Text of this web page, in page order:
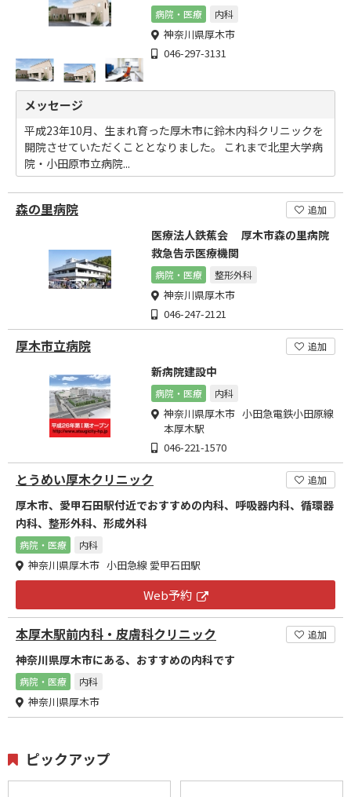
病院・医療 内科
神奈川県厚木市
046-297-3131
メッセージ
平成23年10月、生まれ育った厚木市に鈴木内科クリニックを
開院させていただくこととなりました。 これまで北里大学病
院・小田原市立病院...
森の里病院 追加
医療法人鉄蕉会 厚木市森の里病院
救急告示医療機関
病院・医療 整形外科
神奈川県厚木市
046-247-2121
厚木市立病院 追加
新病院建設中
病院・医療 内科
神奈川県厚木市 小田急電鉄小田原線
本厚木駅
046-221-1570
とうめい厚木クリニック 追加
厚木市、愛甲石田駅付近でおすすめの内科、呼吸器内科、循環器
内科、整形外科、形成外科
病院・医療 内科
神奈川県厚木市 小田急線 愛甲石田駅
Web予約
本厚木駅前内科・皮膚科クリニック 追加
神奈川県厚木市にある、おすすめの内科です
病院・医療 内科
神奈川県厚木市
ピックアップ